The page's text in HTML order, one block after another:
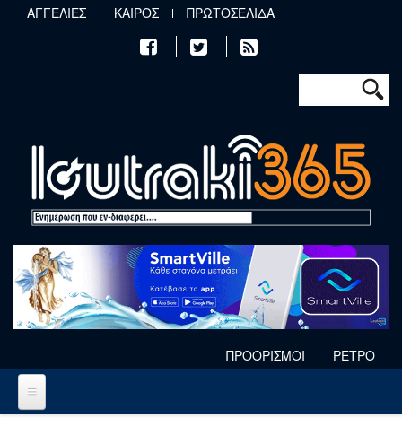
Παράκαμψη προς το κυρίως περιεχόμενο
ΑΓΓΕΛΙΕΣ ΚΑΙΡΟΣ ΠΡΩΤΟΣΕΛΙΔΑ
Φόρμα
Αναζήτηση
ΠΡΟΟΡΙΣΜΟΙ ΡΕΤΡΟ